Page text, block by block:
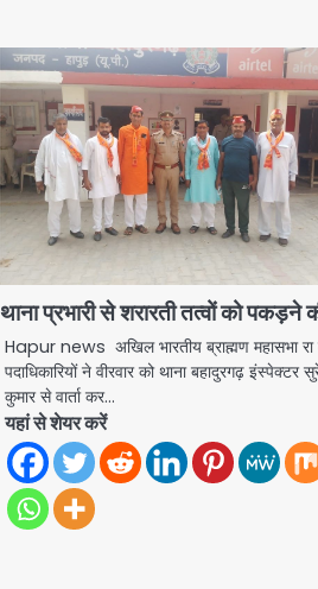
थाना प्रभारी से शरारती तत्वों को पकड़ने
Hapur news अखिल भारतीय ब्राह्मण महासभा
पदाधिकारियों ने वीरवार को थाना बहादुरगढ़ इंस्पेक्टर
कुमार से वार्ता कर…
यहां से शेयर करें